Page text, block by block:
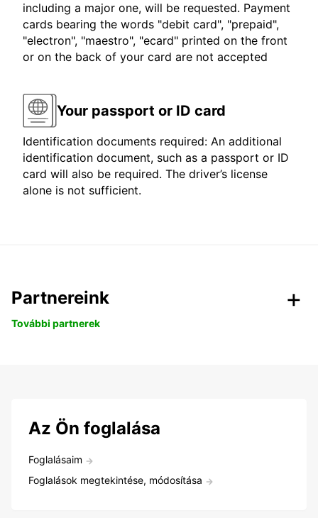
including a major one, will be requested. Payment
cards bearing the words "debit card", "prepaid",
"electron", "maestro", "ecard" printed on the front
or on the back of your card are not accepted
Your passport or ID card
Identification documents required: An additional
identification document, such as a passport or ID
card will also be required. The driver’s license
alone is not sufficient.
Partnereink
További partnerek
Az Ön foglalása
Foglalásaim
Foglalások megtekintése, módosítása